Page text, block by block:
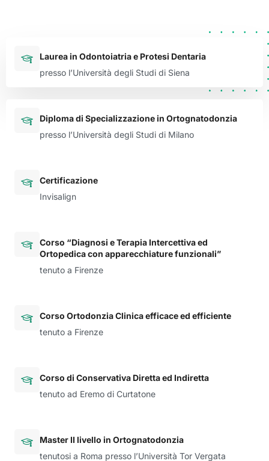
Laurea in Odontoiatria e Protesi Dentaria
presso l’Università degli Studi di Siena
Diploma di Specializzazione in Ortognatodonzia
presso l’Università degli Studi di Milano
Certificazione
Invisalign
Corso “Diagnosi e Terapia Intercettiva ed
Ortopedica con apparecchiature funzionali”
tenuto a Firenze
Corso Ortodonzia Clinica efficace ed efficiente
tenuto a Firenze
Corso di Conservativa Diretta ed Indiretta
tenuto ad Eremo di Curtatone
Master II livello in Ortognatodonzia
tenutosi a Roma presso l’Università Tor Vergata